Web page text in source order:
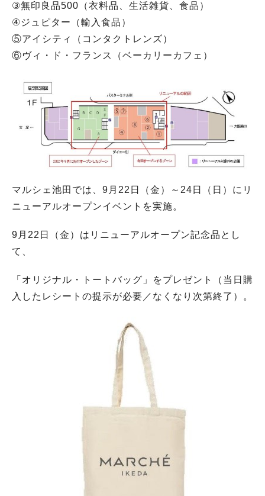
③無印良品500（衣料品、生活雑貨、食品）
④ジュピター（輸入食品）
⑤アイシティ（コンタクトレンズ）
⑥ヴィ・ド・フランス（ベーカリーカフェ）
マルシェ池田では、9月22日（金）～24日（日）にリ
ニューアルオープンイベントを実施。
9月22日（金）はリニューアルオープン記念品とし
て、
「オリジナル・トートバッグ」をプレゼント（当日購
入したレシートの提示が必要／なくなり次第終了）。